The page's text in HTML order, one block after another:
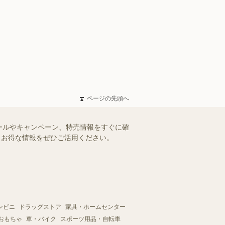
ページの先頭へ
やキャンペーン、特売情報をすぐに確
得な情報をぜひご活用ください。
ビニ ドラッグストア
家具・ホームセンター
もちゃ
車・バイク スポーツ用品・自転車